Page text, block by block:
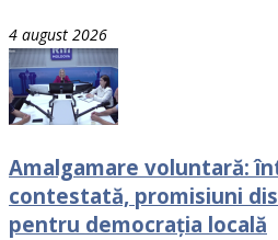
4 august 2026
Amalgamare voluntară:
contestată, promisiuni
pentru democrația locală